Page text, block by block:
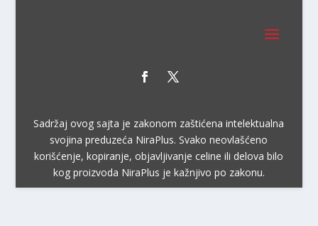
Sadržaj ovog sajta je zakonom zaštićena intelektualna
svojina preduzeća NiraPlus. Svako neovlašćeno
korišćenje, kopiranje, objavljivanje celine ili delova bilo
kog proizvoda NiraPlus je kažnjivo po zakonu.